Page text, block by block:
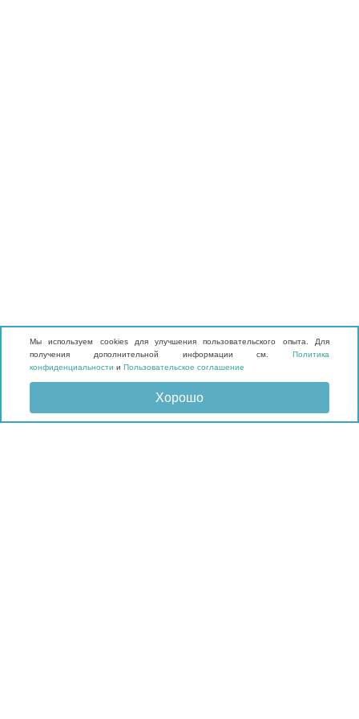
Мы используем cookies для улучшения пользовательского опыта. Для
получения дополнительной информации см. Политика
конфиденциальности и Пользовательское соглашение
Хорошо